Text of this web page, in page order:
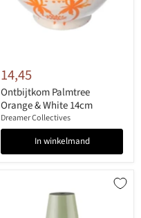
14,45
Ontbijtkom Palmtree
Orange & White 14cm
Dreamer Collectives
In winkelmand